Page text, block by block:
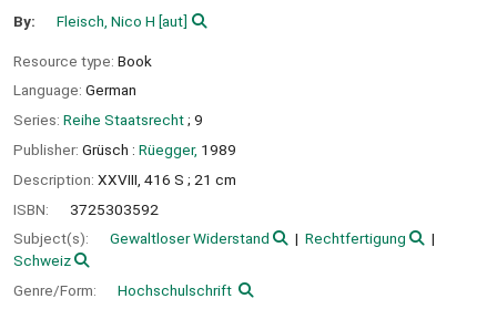
By: Fleisch, Nico H [aut]
Resource type: Book
Language: German
Series: Reihe Staatsrecht; 9
Publisher: Grüsch : Rüegger, 1989
Description: XXVIII, 416 S ; 21 cm
ISBN:
3725303592
Subject(s):
Gewaltloser Widerstand
Rechtfertigung
Schweiz
Genre/Form:
Hochschulschrift